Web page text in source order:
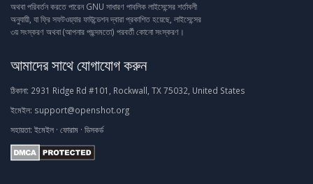
অথবা পরিবর্তন করতে পারেন GNU সাধারণ পাবলিক লাইসেন্সের শর্তাবলী
অনুযায়ী, যা ফ্রি সফটওয়্যার ফাউন্ডেশন দ্বারা প্রকাশিত হয়েছে, লাইসেন্সের
৩য় সংস্করণ অথবা (আপনার পছন্দমতো) পরবর্তী কোনো সংস্করণ।
আমাদের সাথে যোগাযোগ করুন
ঠিকানা: 2931 Ridge Rd #101, Rockwall, TX 75032, United States
ইমেইল: support@openshot.org
সহায়তা: ইমেইল · ফোরাম · ডিসকর্ড